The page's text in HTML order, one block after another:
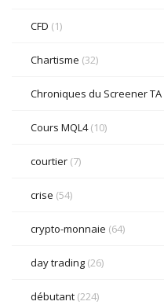
CFD (1)
Chartisme (32)
Chroniques du Screener TA
Cours MQL4(10)
courtier (7)
crise (54)
crypto-monnaie (64)
day trading (26)
débutant (224)